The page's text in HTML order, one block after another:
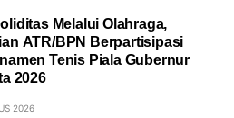
Melalui Olahraga,
ATR/BPN Berpartisipasi
Tenis Piala Gubernur
2026
2026